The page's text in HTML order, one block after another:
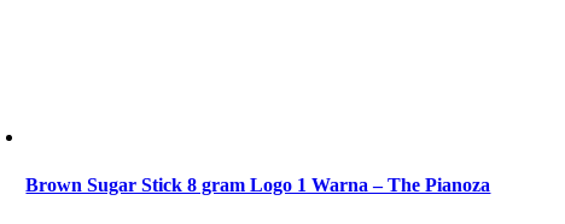
Brown Sugar Stick 8 gram Logo 1 Warna – The Pianoza